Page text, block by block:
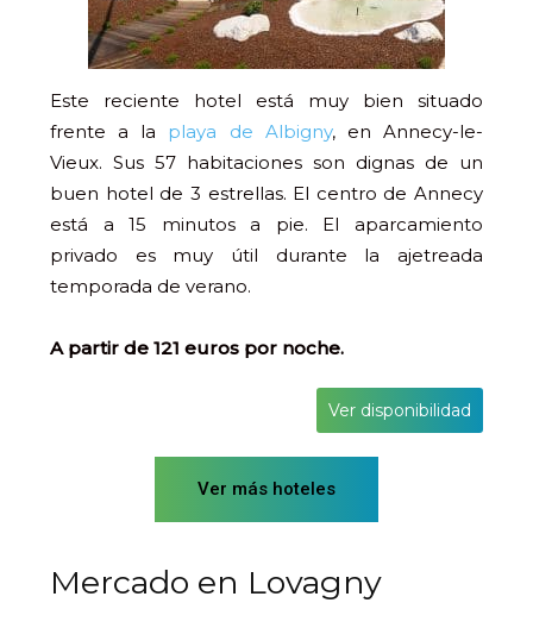
Este reciente hotel está muy bien situado
frente a la playa de Albigny, en Annecy-le-
Vieux. Sus 57 habitaciones son dignas de un
buen hotel de 3 estrellas. El centro de Annecy
está a 15 minutos a pie. El aparcamiento
privado es muy útil durante la ajetreada
temporada de verano.
A partir de 121 euros por noche.
Ver disponibilidad
Ver más hoteles
Mercado en Lovagny